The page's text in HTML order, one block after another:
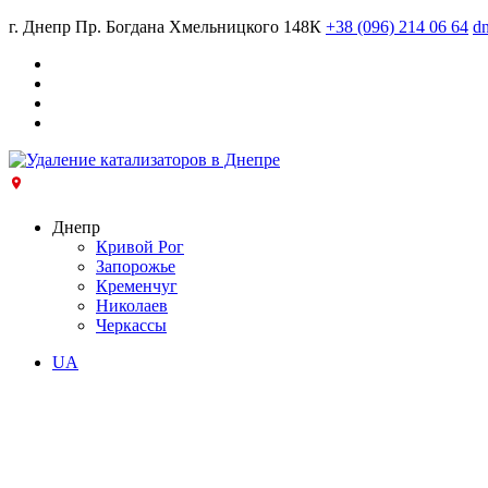
г. Днепр Пр. Богдана Хмельницкого 148К +38 (096) 214 06 64
Днепр
Кривой Рог
Запорожье
Кременчуг
Николаев
Черкассы
UA